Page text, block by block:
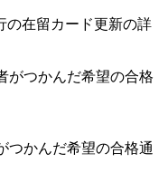
の在留カード更新の詳
つかんだ希望の合格通